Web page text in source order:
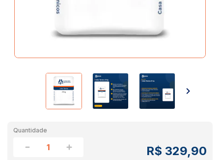
Quantidade
R$ 329,90